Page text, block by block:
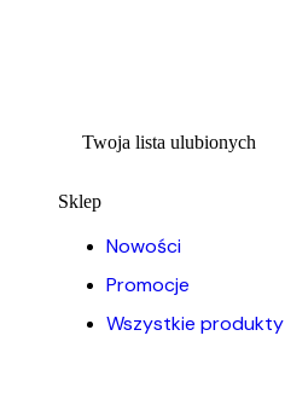
Twoja lista ulubionych
Sklep
Nowości
Promocje
Wszystkie produkty